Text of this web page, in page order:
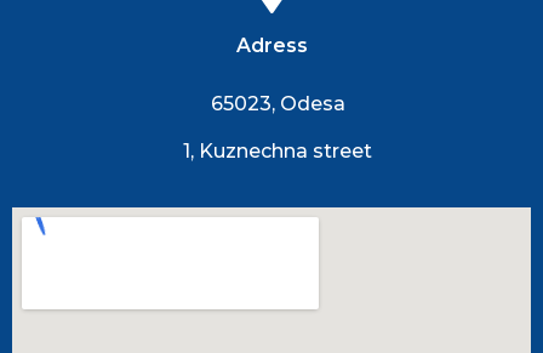
Adress
65023, Odesa
1, Kuznechna street